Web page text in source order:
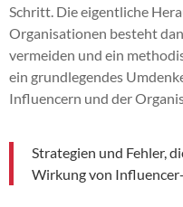
Schritt. Die eigentliche
Organisationen besteht
vermeiden und ein
ein grundlegendes
Influencern und der
Strategien und Fehler,
Wirkung von